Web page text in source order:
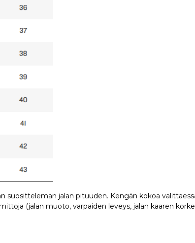
suositteleman jalan pituuden. Kengän kokoa
(jalan muoto, varpaiden leveys, jalan kaaren